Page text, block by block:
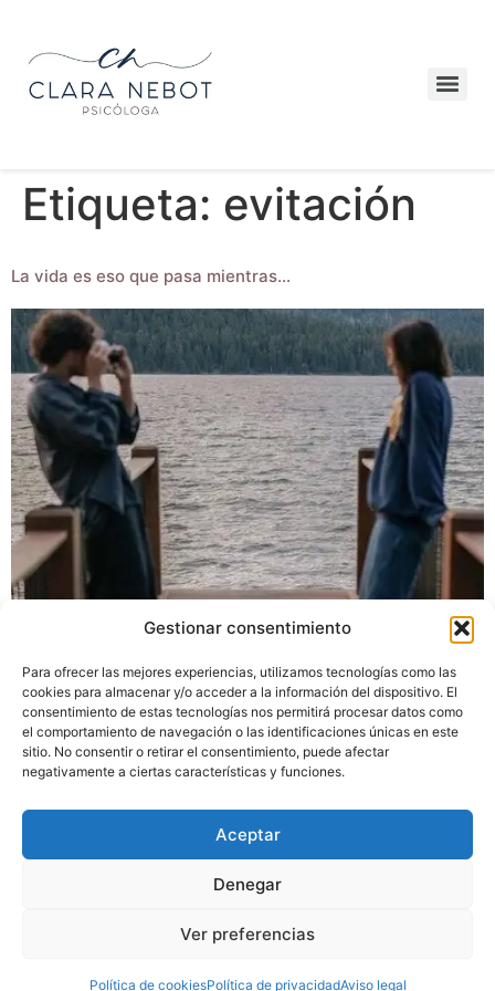
Gestionar consentimiento
Para ofrecer las mejores experiencias, utilizamos tecnologías como las
cookies para almacenar y/o acceder a la información del dispositivo. El
consentimiento de estas tecnologías nos permitirá procesar datos como
el comportamiento de navegación o las identificaciones únicas en este
sitio. No consentir o retirar el consentimiento, puede afectar
negativamente a ciertas características y funciones.
Aceptar
Denegar
Ver preferencias
Política de cookiesPolítica de privacidadAviso legal
Etiqueta: evitación
La vida es eso que pasa mientras…
dejaste a medias; La decisión que te pone entre la
espada y la pared; El mensaje que no te atreves a
enviar; La tarea que sigues posponiendo para mañana;
El descanso que necesitas darte; El límite que puede
Aviso legal Política de privacidad Política de cookies